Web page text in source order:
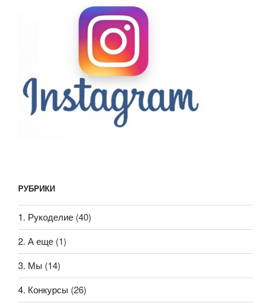
РУБРИКИ
1. Рукоделие (40)
2. А еще (1)
3. Мы (14)
4. Конкурсы (26)